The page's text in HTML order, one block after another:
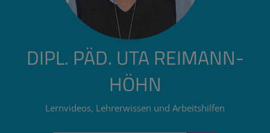
DIPL. PÄD. UTA REIMANN-
HÖHN
Lernvideos, Lehrerwissen und Arbeitshilfen